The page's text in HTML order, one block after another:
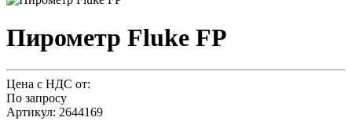
Пирометр Fluke FP
Цена с НДС от:
По запросу
Артикул: 2644169